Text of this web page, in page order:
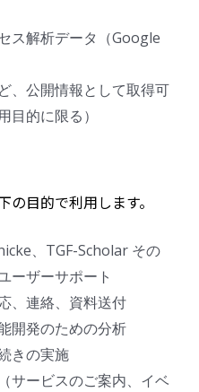
ス解析データ（Google
、公開情報として取得可
目的に限る）
目的で利用します。
、TGF-Scholar その
ーザーサポート
、連絡、資料送付
開発のための分析
きの実施
サービスのご案内、イベ